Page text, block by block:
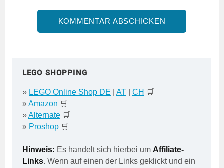
LEGO SHOPPING
» LEGO Online Shop DE AT CH 🛒
»Amazon 🛒
»Alternate 🛒
» Proshop 🛒
Hinweis: Es handelt sich hierbei um Affiliate-
Links. Wenn auf einen der Links geklickt und ein